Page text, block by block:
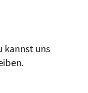
kannst uns